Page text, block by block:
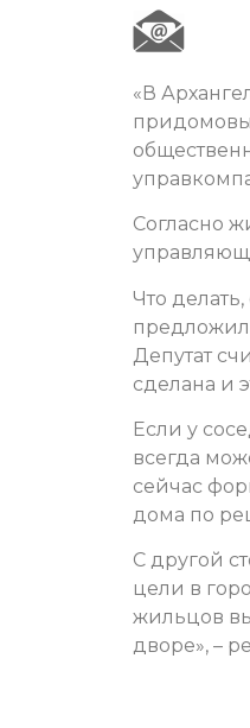
«В
Согласно
Что
Депутат
сделана и
Если у
всегда
сейчас
дома по
С другой
цели в
жильцов
дворе», –